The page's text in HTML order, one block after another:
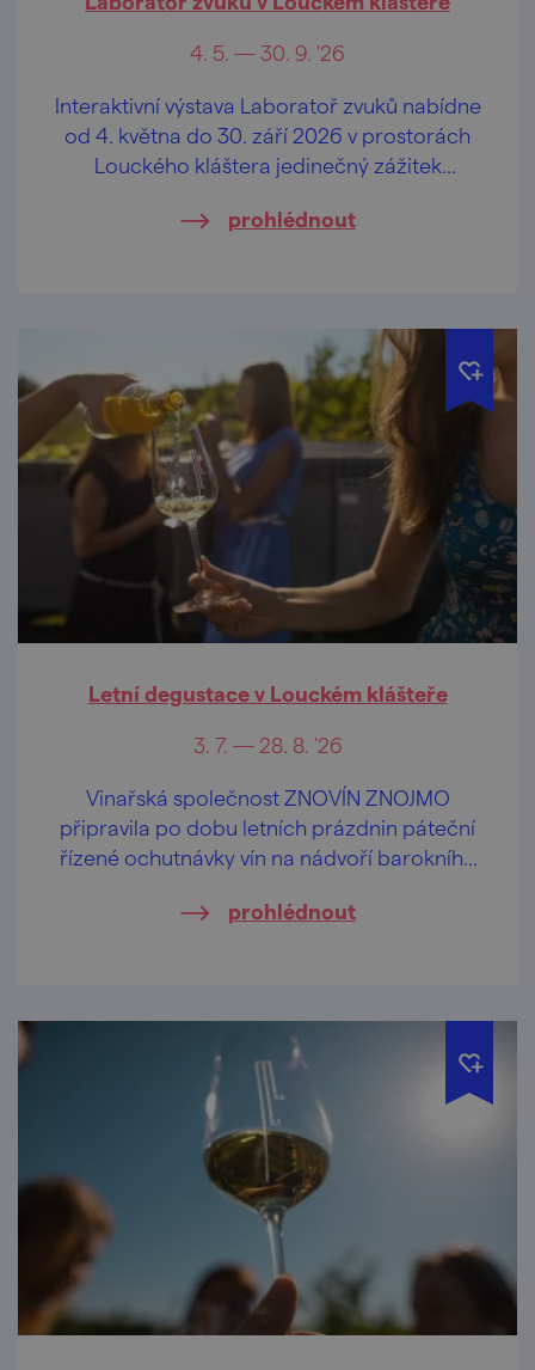
4. 5. — 30. 9. '26
Interaktivní výstava Laboratoř zvuků nabídne
od 4. května do 30. září 2026 v prostorách
Louckého kláštera jedinečný zážitek
experimentování.
prohlédnout
Letní degustace v Louckém klášteře
3. 7. — 28. 8. '26
Vinařská společnost ZNOVÍN ZNOJMO
připravila po dobu letních prázdnin páteční
řízené ochutnávky vín na nádvoří barokního
prohlédnout